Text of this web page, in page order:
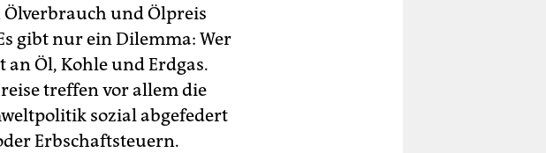
und Ölpreis
gibt nur ein Dilemma: Wer
Öl, Kohle und Erdgas.
treffen vor allem die
sozial abgefedert
Erbschaftsteuern.